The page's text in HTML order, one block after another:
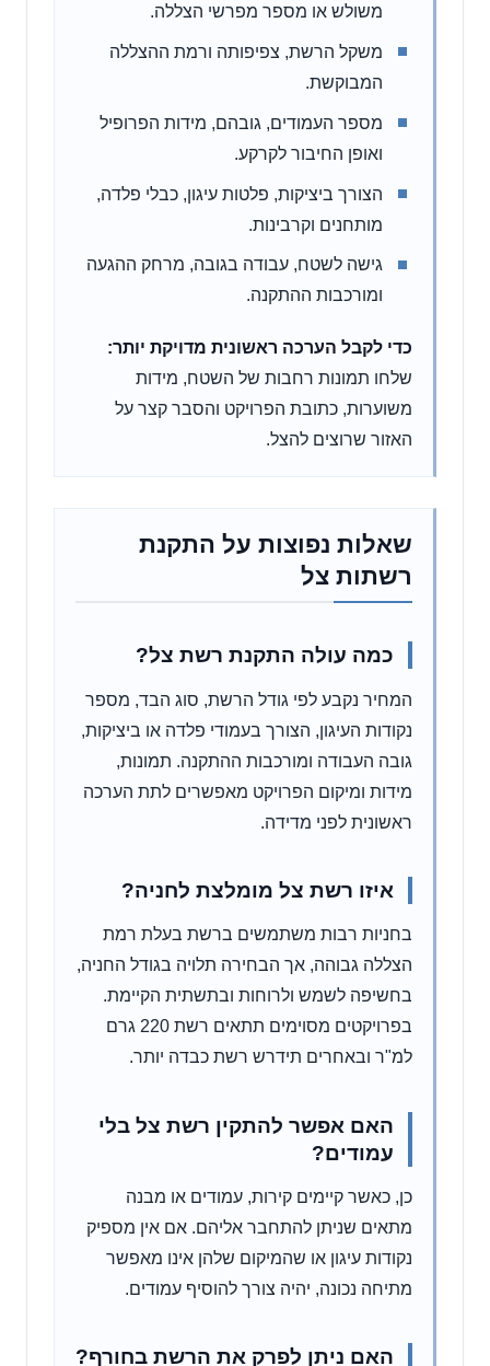
משולש או מספר מפרשי הצללה.
משקל הרשת, צפיפותה ורמת ההצללה
המבוקשת.
מספר העמודים, גובהם, מידות הפרופיל
ואופן החיבור לקרקע.
הצורך ביציקות, פלטות עיגון, כבלי פלדה,
מותחנים וקרבינות.
גישה לשטח, עבודה בגובה, מרחק ההגעה
ומורכבות ההתקנה.
כדי לקבל הערכה ראשונית מדויקת יותר:
שלחו תמונות רחבות של השטח, מידות
משוערות, כתובת הפרויקט והסבר קצר על
האזור שרוצים להצל.
שאלות נפוצות על התקנת
רשתות צל
כמה עולה התקנת רשת צל?
המחיר נקבע לפי גודל הרשת, סוג הבד, מספר
נקודות העיגון, הצורך בעמודי פלדה או ביציקות,
גובה העבודה ומורכבות ההתקנה. תמונות,
מידות ומיקום הפרויקט מאפשרים לתת הערכה
ראשונית לפני מדידה.
איזו רשת צל מומלצת לחניה?
בחניות רבות משתמשים ברשת בעלת רמת
הצללה גבוהה, אך הבחירה תלויה בגודל החניה,
בחשיפה לשמש ולרוחות ובתשתית הקיימת.
בפרויקטים מסוימים תתאים רשת 220 גרם
למ"ר ובאחרים תידרש רשת כבדה יותר.
האם אפשר להתקין רשת צל בלי
עמודים?
כן, כאשר קיימים קירות, עמודים או מבנה
מתאים שניתן להתחבר אליהם. אם אין מספיק
נקודות עיגון או שהמיקום שלהן אינו מאפשר
מתיחה נכונה, יהיה צורך להוסיף עמודים.
האם ניתן לפרק את הרשת בחורף?